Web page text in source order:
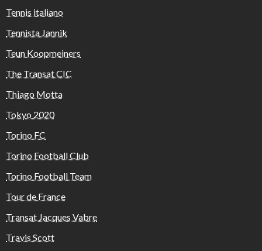
Tennis italiano
Tennista Jannik
Teun Koopmeiners
The Transat CIC
Thiago Motta
Tokyo 2020
Torino FC
Torino Football Club
Torino Football Team
Tour de France
Transat Jacques Vabre
Travis Scott